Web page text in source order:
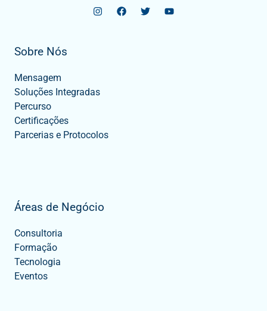
Sobre Nós
Mensagem
Soluções Integradas
Percurso
Certificações
Parcerias e Protocolos
Áreas de Negócio
Consultoria
Formação
Tecnologia
Eventos